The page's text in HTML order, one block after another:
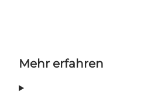
Mehr erfahren